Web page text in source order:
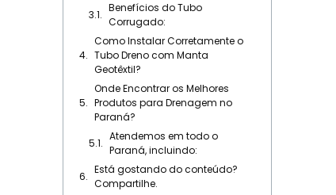
Benefícios do Tubo
Corrugado:
Como Instalar Corretamente o
Tubo Dreno com Manta
Geotêxtil?
Onde Encontrar os Melhores
Produtos para Drenagem no
Paraná?
Atendemos em todo o
Paraná, incluindo:
Está gostando do conteúdo?
Compartilhe.